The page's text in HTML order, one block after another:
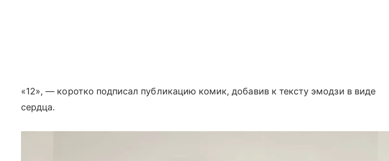
«12», — коротко подписал публикацию комик, добавив к тексту эмодзи в виде
сердца.